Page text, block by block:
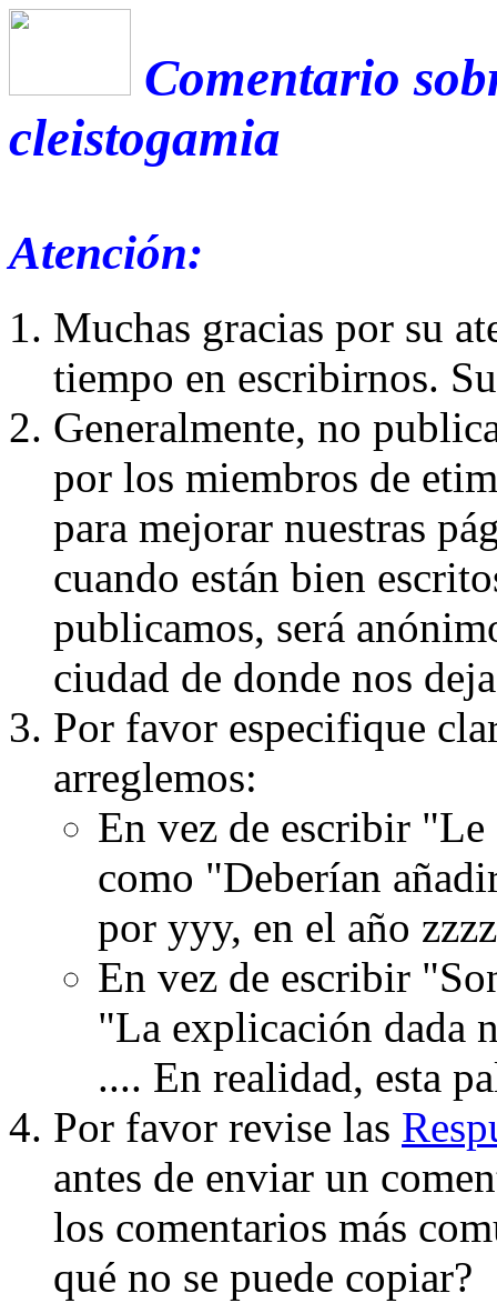
Comentario
cleistogamia
Atención:
Muchas gracias por su
tiempo en escribirnos.
Generalmente, no
por los miembros de
para mejorar nuestras
cuando están bien
publicamos, será
ciudad de donde nos
Por favor especifique
arreglemos:
En vez de escribir
como "Deberían
por yyy, en el año
En vez de escribir
"La explicación dada
.... En realidad, esta
Por favor revise las
antes de enviar un
los comentarios más
qué no se puede copiar?